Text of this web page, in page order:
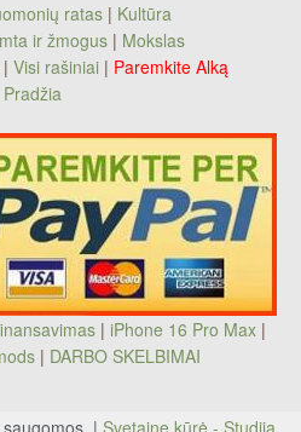
ratas| Kultūra
ir žmogus | Mokslas
| Visi rašiniai | Paremkite Alką
Pradžia
| iPhone 16 Pro Max|
| DARBO SKELBIMAI